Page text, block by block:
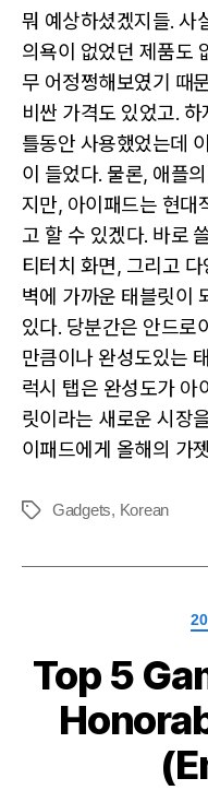
뭐 예상하셨겠지들. 사
의욕이 없었던 제품도
무 어정쩡해보였기 때
비싼 가격도 있었고.
틀동안 사용했었는데
이 들었다. 물론, 애플
지만, 아이패드는 현대
고 할 수 있겠다. 바로
티터치 화면, 그리고
벽에 가까운 태블릿이
있다. 당분간은 안드로
만큼이나 완성도있는
럭시 탭은 완성도가 아
릿이라는 새로운 시장
이패드에게 올해의 가
TagsGadgets, Korean
Top 5